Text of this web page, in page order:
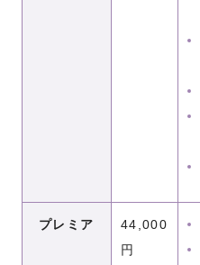
プレミア
44,000
円